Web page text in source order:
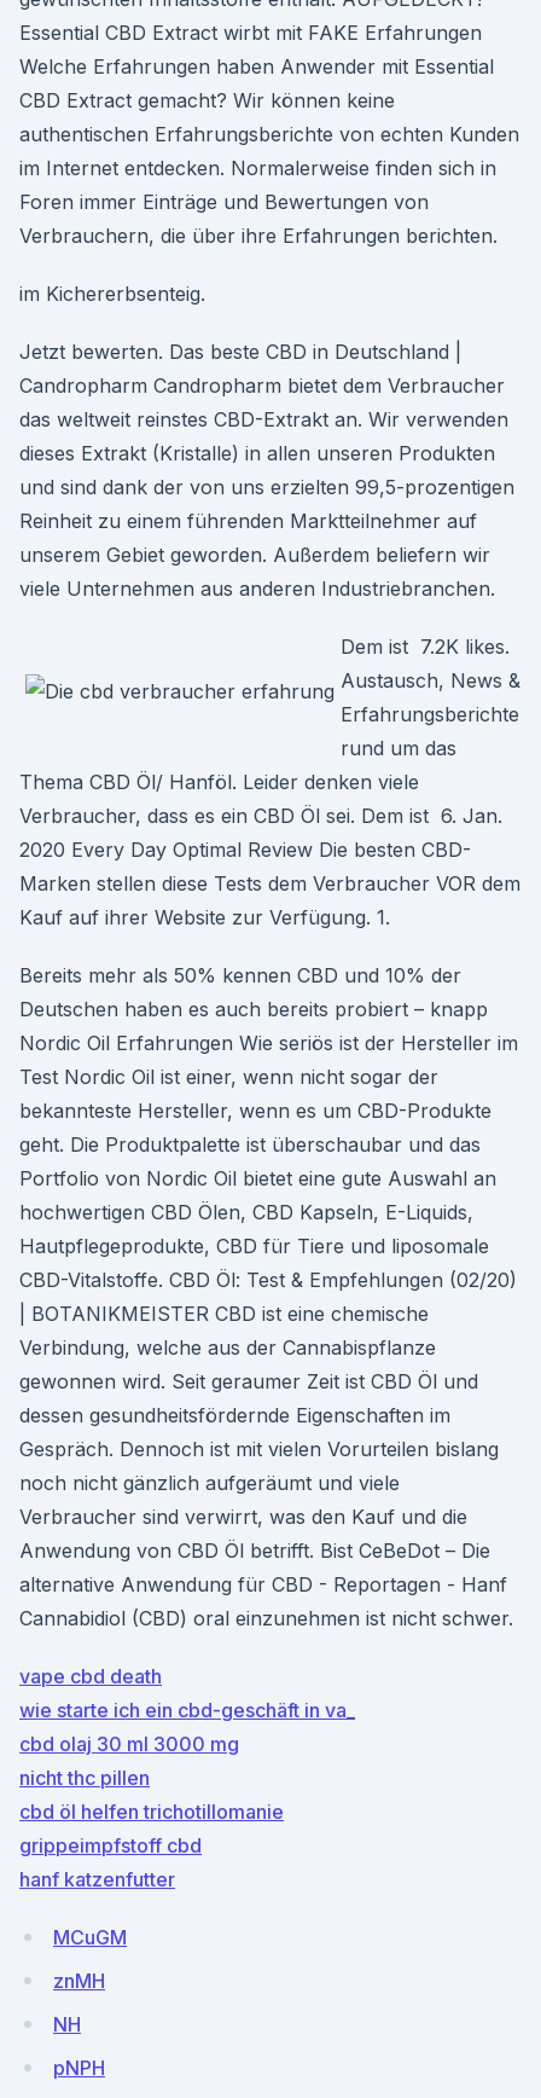
Essential CBD Extract wirbt mit FAKE Erfahrungen
Welche Erfahrungen haben Anwender mit Essential
CBD Extract gemacht? Wir können keine
authentischen Erfahrungsberichte von echten Kunden
im Internet entdecken. Normalerweise finden sich in
Foren immer Einträge und Bewertungen von
Verbrauchern, die über ihre Erfahrungen berichten.
im Kichererbsenteig.
Jetzt bewerten. Das beste CBD in Deutschland |
Candropharm Candropharm bietet dem Verbraucher
das weltweit reinstes CBD-Extrakt an. Wir verwenden
dieses Extrakt (Kristalle) in allen unseren Produkten
und sind dank der von uns erzielten 99,5-prozentigen
Reinheit zu einem führenden Marktteilnehmer auf
unserem Gebiet geworden. Außerdem beliefern wir
viele Unternehmen aus anderen Industriebranchen.
Dem ist 7.2K likes.
Austausch, News &
Erfahrungsberichte
rund um das
Thema CBD Öl/ Hanföl. Leider denken viele
Verbraucher, dass es ein CBD Öl sei. Dem ist 6. Jan.
2020 Every Day Optimal Review Die besten CBD-
Marken stellen diese Tests dem Verbraucher VOR dem
Kauf auf ihrer Website zur Verfügung. 1.
Bereits mehr als 50% kennen CBD und 10% der
Deutschen haben es auch bereits probiert – knapp
Nordic Oil Erfahrungen Wie seriös ist der Hersteller im
Test Nordic Oil ist einer, wenn nicht sogar der
bekannteste Hersteller, wenn es um CBD-Produkte
geht. Die Produktpalette ist überschaubar und das
Portfolio von Nordic Oil bietet eine gute Auswahl an
hochwertigen CBD Ölen, CBD Kapseln, E-Liquids,
Hautpflegeprodukte, CBD für Tiere und liposomale
CBD-Vitalstoffe. CBD Öl: Test & Empfehlungen (02/20)
| BOTANIKMEISTER CBD ist eine chemische
Verbindung, welche aus der Cannabispflanze
gewonnen wird. Seit geraumer Zeit ist CBD Öl und
dessen gesundheitsfördernde Eigenschaften im
Gespräch. Dennoch ist mit vielen Vorurteilen bislang
noch nicht gänzlich aufgeräumt und viele
Verbraucher sind verwirrt, was den Kauf und die
Anwendung von CBD Öl betrifft. Bist CeBeDot – Die
alternative Anwendung für CBD - Reportagen - Hanf
Cannabidiol (CBD) oral einzunehmen ist nicht schwer.
vape cbd death
wie starte ich ein cbd-geschäft in va_
cbd olaj 30 ml 3000 mg
nicht thc pillen
cbd öl helfen trichotillomanie
grippeimpfstoff cbd
hanf katzenfutter
MCuGM
znMH
NH
pNPH